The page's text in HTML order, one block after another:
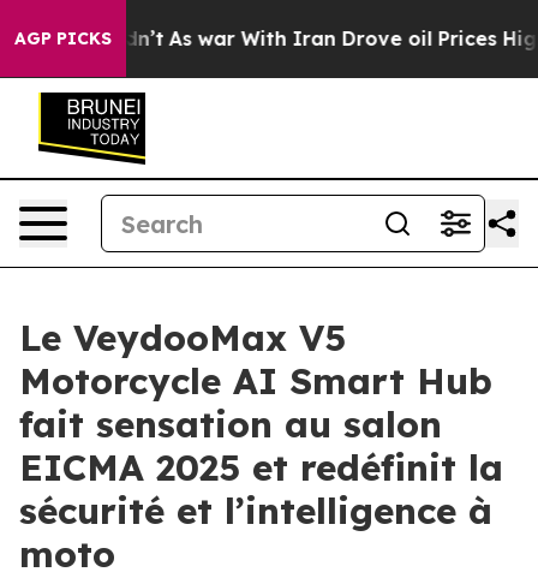
AGP PICKSAs war With Iran Drove oil Prices Higher,
Le VeydooMax V5
Motorcycle AI Smart Hub
fait sensation au salon
EICMA 2025 et redéfinit la
sécurité et l’intelligence à
moto